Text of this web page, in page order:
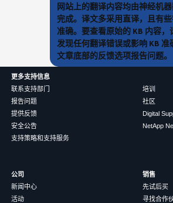
网站上的翻译内容均由神经机
完成。译文多采用直译，且有
准确。要查看原始的 KB 内容
发现任何翻译错误或影响 KB
文章底部的反馈选项报告问题。
更多支持信息
联系支持部门
报告问题
提供反馈
安全公告
支持策略和支持服务
培训
社区
Digital
NetApp
公司
新闻中心
活动
销售
先试后买
寻找合作